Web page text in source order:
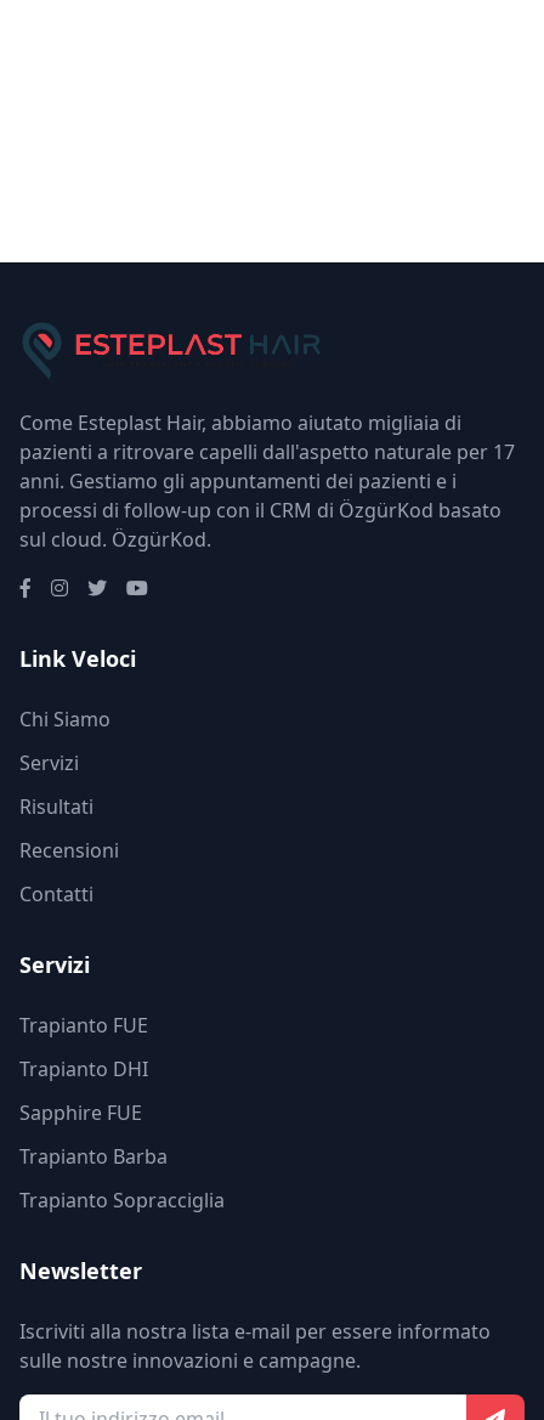
Come Esteplast Hair, abbiamo aiutato migliaia di
pazienti a ritrovare capelli dall'aspetto naturale per 17
anni. Gestiamo gli appuntamenti dei pazienti e i
processi di follow-up con il CRM di ÖzgürKod basato
sul cloud. ÖzgürKod.
Link Veloci
Chi Siamo
Servizi
Risultati
Recensioni
Contatti
Servizi
Trapianto FUE
Trapianto DHI
Sapphire FUE
Trapianto Barba
Trapianto Sopracciglia
Newsletter
Iscriviti alla nostra lista e-mail per essere informato
sulle nostre innovazioni e campagne.